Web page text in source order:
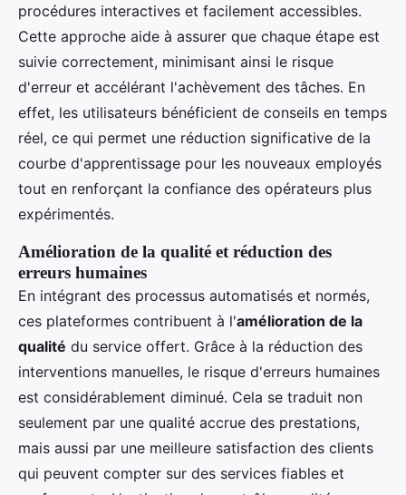
procédures interactives et facilement accessibles.
Cette approche aide à assurer que chaque étape est
suivie correctement, minimisant ainsi le risque
d'erreur et accélérant l'achèvement des tâches. En
effet, les utilisateurs bénéficient de conseils en temps
réel, ce qui permet une réduction significative de la
courbe d'apprentissage pour les nouveaux employés
tout en renforçant la confiance des opérateurs plus
expérimentés.
Amélioration de la qualité et réduction des
erreurs humaines
En intégrant des processus automatisés et normés,
ces plateformes contribuent à l'amélioration de la
qualité du service offert. Grâce à la réduction des
interventions manuelles, le risque d'erreurs humaines
est considérablement diminué. Cela se traduit non
seulement par une qualité accrue des prestations,
mais aussi par une meilleure satisfaction des clients
qui peuvent compter sur des services fiables et